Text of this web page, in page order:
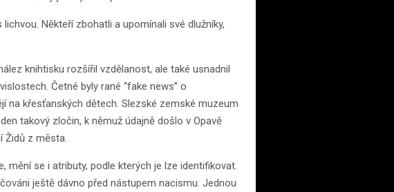
Někteří zbohatli a upomínali své dlužníky,
knihtisku rozšířil vzdělanost, ale také usnadnil
Četné byly rané “fake news” o
na křesťanských dětech. Slezské zemské muzeum
takový zločin, k němuž údajně došlo v Opavě
Židů z města.
mění se i atributy, podle kterých je lze identifikovat.
ještě dávno před nástupem nacismu. Jednou